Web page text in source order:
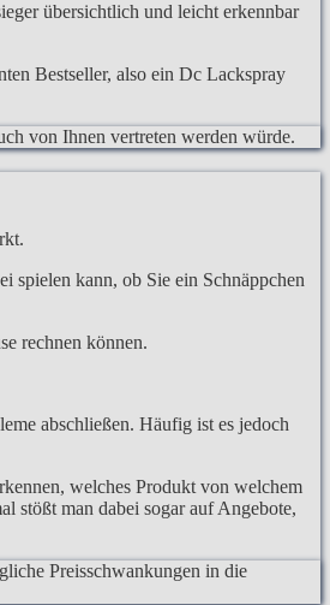
übersichtlich und leicht erkennbar
Bestseller, also ein Dc Lackspray
von Ihnen vertreten werden würde.
spielen kann, ob Sie ein Schnäppchen
rechnen können.
abschließen. Häufig ist es jedoch
welches Produkt von welchem
stößt man dabei sogar auf Angebote,
Preisschwankungen in die